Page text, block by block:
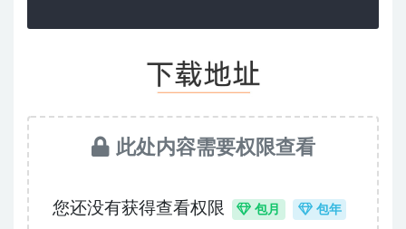
此处内容需要权限查看
您还没有获得查看权限 包月 包年